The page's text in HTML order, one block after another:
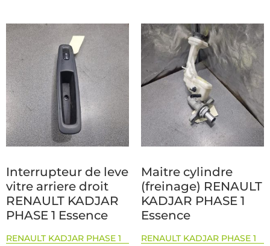
Interrupteur de leve
vitre arriere droit
RENAULT KADJAR
PHASE 1 Essence
RENAULT KADJAR PHASE 1
Maitre cylindre
(freinage) RENAULT
KADJAR PHASE 1
Essence
RENAULT KADJAR PHASE 1